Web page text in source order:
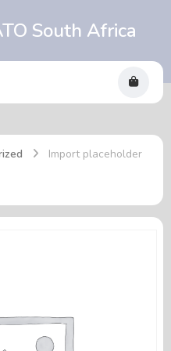
South Africa
Import placeholder